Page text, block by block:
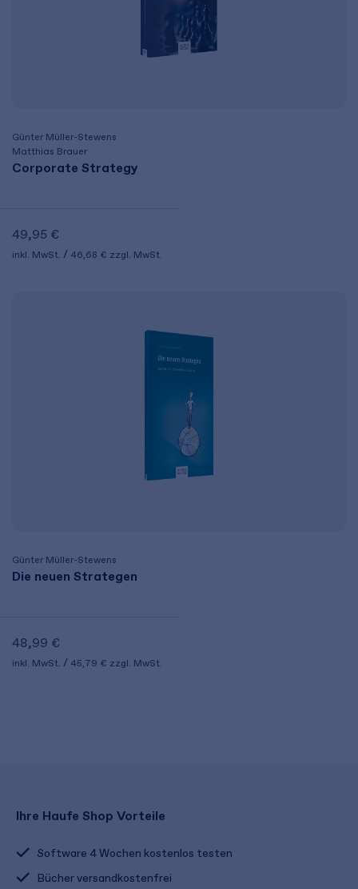
Günter Müller-Stewens
Matthias Brauer
Corporate Strategy
49,95 €
inkl. MwSt. 46,68 € zzgl. MwSt.
Günter Müller-Stewens
Die neuen Strategen
48,99 €
inkl. MwSt. 45,79 € zzgl. MwSt.
Ihre Haufe Shop Vorteile
Software 4 Wochen kostenlos testen
Bücher versandkostenfrei